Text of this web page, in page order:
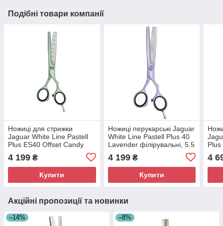
Подібні товари компанії
Ножиці для стрижки
Jaguar White Line Pastell
Plus ES40 Offset Candy
філірувальні (J-3054-13)
4 199 ₴
Купити
Ножиці перукарські Jaguar
White Line Pastell Plus 40
Lavender філірувальні, 5.5
4 199₴
Купити
Plus
4
Акційні пропозиції та новинки
–14% –8%